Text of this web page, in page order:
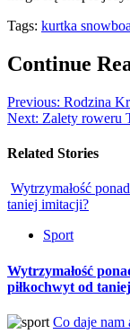
Tags: kurtka
Continue
Previous: Rodzina
Next: Zalety roweru
Related Stories
Wytrzymałość
taniej imitacji?
Sport
Wytrzymałość
piłkochwyt od
Co daje nam